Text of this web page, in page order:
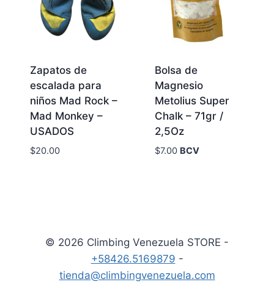
Zapatos de
escalada para
niños Mad Rock –
Mad Monkey –
USADOS
$20.00
Bolsa de
Magnesio
Metolius Super
Chalk – 71gr /
2,5Oz
$7.00 BCV
© 2026 Climbing Venezuela STORE -
+58426.5169879 -
tienda@climbingvenezuela.com